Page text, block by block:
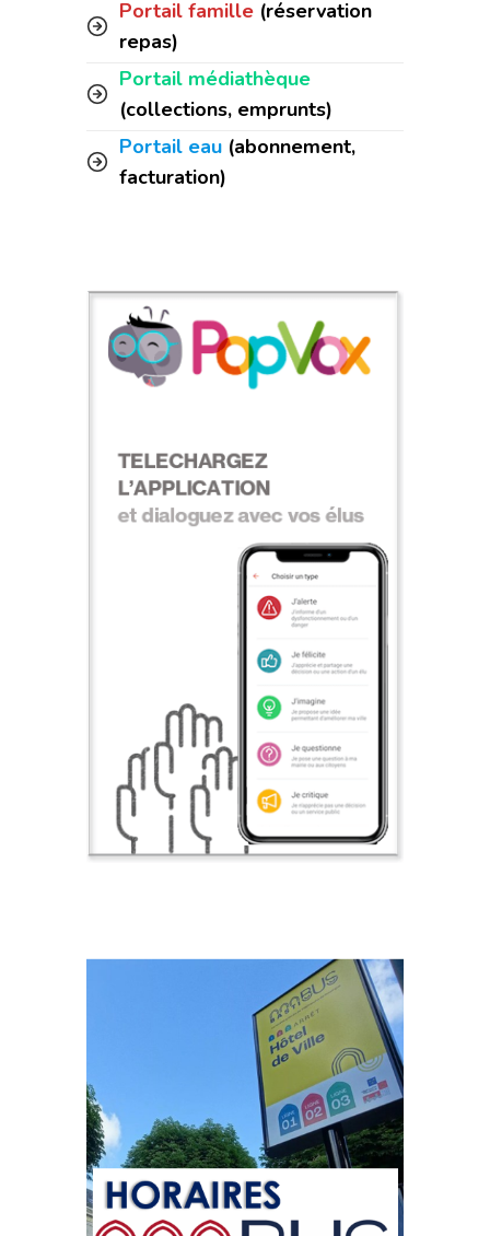
Portail famille (réservation
repas)
Portail médiathèque
(collections, emprunts)
Portail eau (abonnement,
facturation)